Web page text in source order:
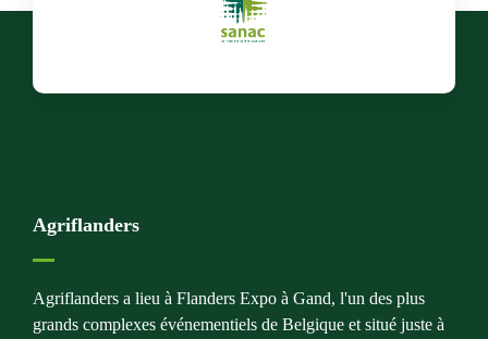
Agriflanders
Agriflanders a lieu à Flanders Expo à Gand, l'un des plus
grands complexes événementiels de Belgique et situé juste à